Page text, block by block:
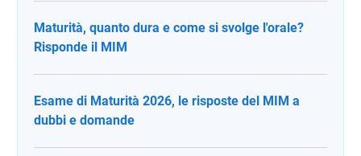
Maturità, quanto dura e come si svolge l'orale?
Risponde il MIM
Esame di Maturità 2026, le risposte del MIM a
dubbi e domande